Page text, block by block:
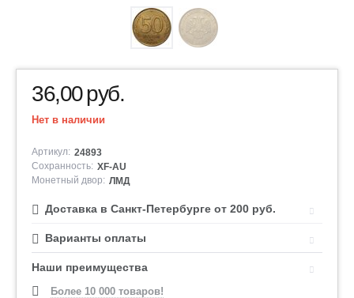
36,00руб.
Нет в наличии
Артикул: 24893
Сохранность: XF-AU
Монетный двор: ЛМД
Доставка в Санкт-Петербурге от 200 руб.
Варианты оплаты
Наши преимущества
Более 10 000 товаров!